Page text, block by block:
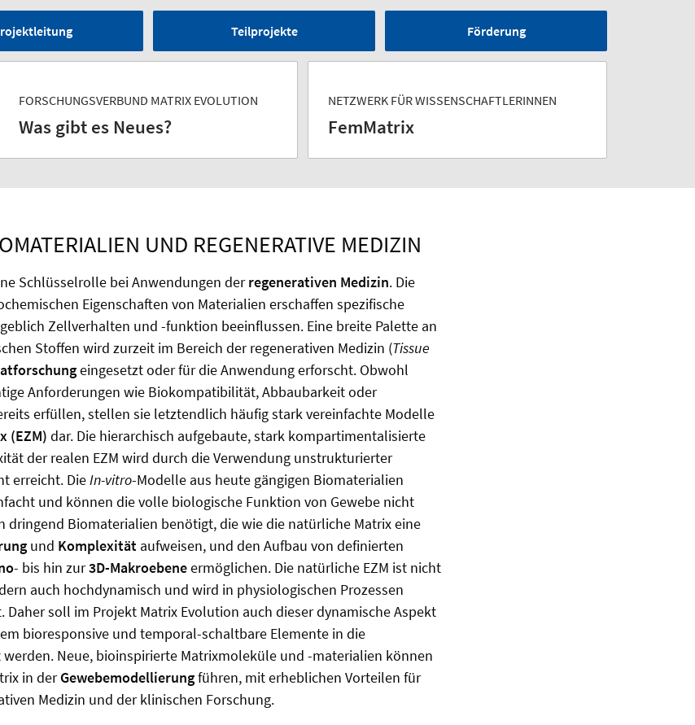
Teilprojekte Förderung
FORSCHUNGSVERBUND MATRIX EVOLUTION
Was gibt es Neues?
NETZWERK FÜR WISSENSCHAFTLERINNEN
FemMatrix
UND REGENERATIVE MEDIZIN
Schlüsselrolle bei Anwendungen derregenerativen Medizin. Die
Eigenschaften von Materialien erschaffen spezifische
Zellverhalten und -funktion beeinflussen. Eine breite Palette an
Stoffen wird zurzeit im Bereich der regenerativen Medizin (Tissue
eingesetzt oder für die Anwendung erforscht. Obwohl
Anforderungen wie Biokompatibilität, Abbaubarkeit oder
erfüllen, stellen sie letztendlich häufig stark vereinfachte Modelle
(EZM) dar. Die hierarchisch aufgebaute, stark kompartimentalisierte
der realen EZM wird durch die Verwendung unstrukturierter
erreicht. DieIn-vitro-Modelle aus heute gängigen Biomaterialien
und können die volle biologische Funktion von Gewebe nicht
dringend Biomaterialien benötigt, die wie die natürliche Matrix eine
und Komplexität aufweisen, und den Aufbau von definierten
- bis hin zur3D-Makroebeneermöglichen. Die natürliche EZM ist nicht
auch hochdynamisch und wird in physiologischen Prozessen
Daher soll im Projekt Matrix Evolution auch dieser dynamische Aspekt
bioresponsive und temporal-schaltbare Elemente in die
Neue, bioinspirierte Matrixmoleküle und -materialien können
in derGewebemodellierungführen, mit erheblichen Vorteilen für
Medizin und der klinischen Forschung.